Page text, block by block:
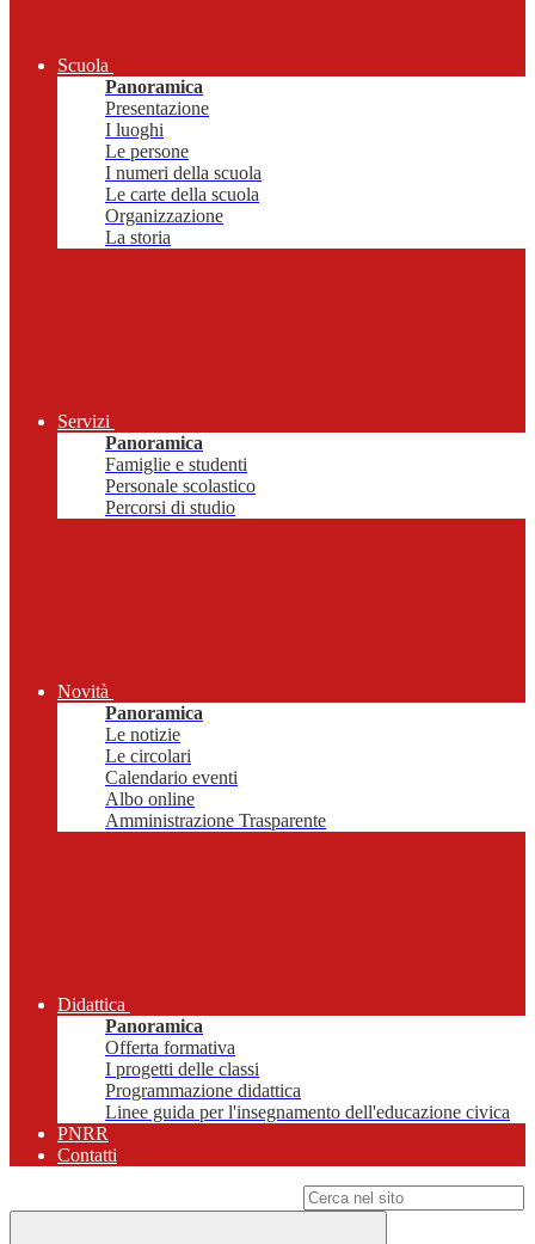
Scuola
Panoramica
Presentazione
I luoghi
Le persone
I numeri della scuola
Le carte della scuola
Organizzazione
La storia
Servizi
Panoramica
Famiglie e studenti
Personale scolastico
Percorsi di studio
Novità
Panoramica
Le notizie
Le circolari
Calendario eventi
Albo online
Amministrazione Trasparente
Didattica
Panoramica
Offerta formativa
I progetti delle classi
Programmazione didattica
Linee guida per l'insegnamento dell'educazione civica
PNRR
Contatti